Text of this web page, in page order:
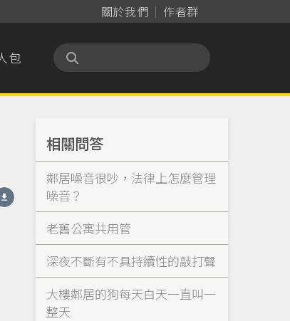
關於我們 作者群
包
相關問答
鄰居噪音很吵，法律上怎麼管理
噪音？
老舊公寓共用管
深夜不斷有不具持續性的敲打聲
大樓鄰居的狗每天白天一直叫一
整天